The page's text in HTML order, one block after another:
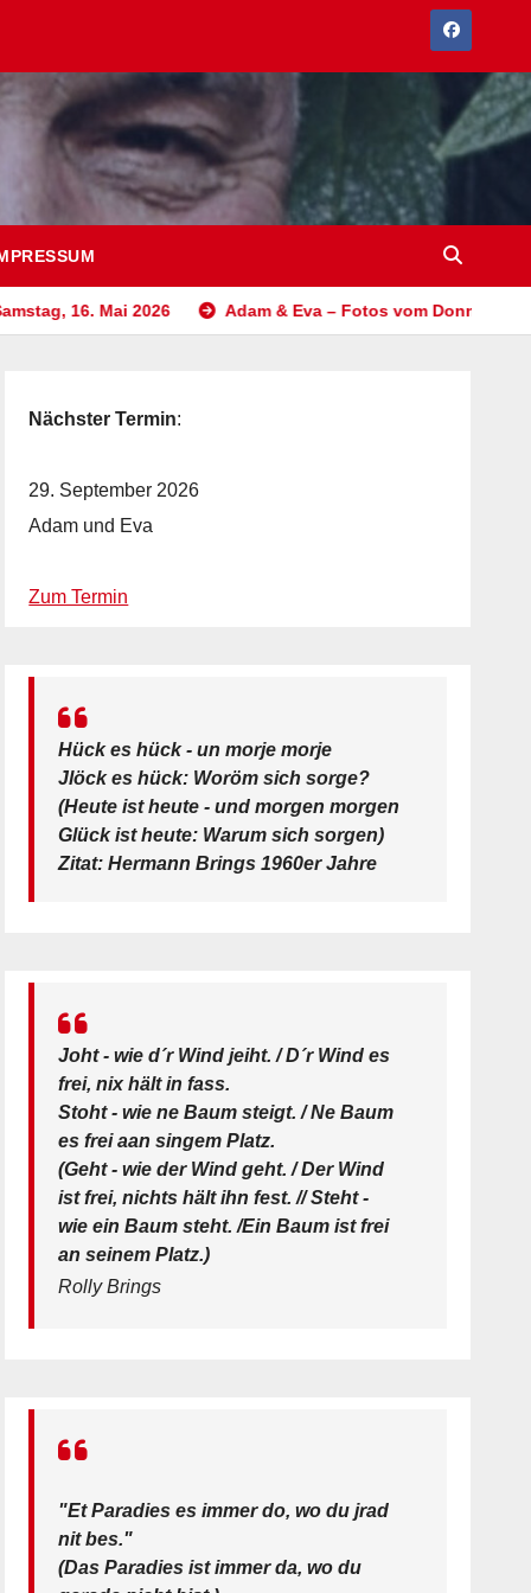
Mai 2026 Adam & Eva – Fotos vom Donnerstag, 29
Nächster Termin:
29. September 2026
Adam und Eva
Zum Termin
Hück es hück - un morje morje
Jlöck es hück: Woröm sich sorge?
(Heute ist heute - und morgen morgen
Glück ist heute: Warum sich sorgen)
Zitat: Hermann Brings 1960er Jahre
Joht - wie d´r Wind jeiht. / D´r Wind es
frei, nix hält in fass.
Stoht - wie ne Baum steigt. / Ne Baum
es frei aan singem Platz.
(Geht - wie der Wind geht. / Der Wind
ist frei, nichts hält ihn fest. // Steht -
wie ein Baum steht. /Ein Baum ist frei
an seinem Platz.)
Rolly Brings
"Et Paradies es immer do, wo du jrad
nit bes."
(Das Paradies ist immer da, wo du